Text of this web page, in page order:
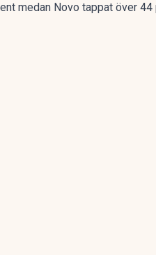
medan Novo tappat över